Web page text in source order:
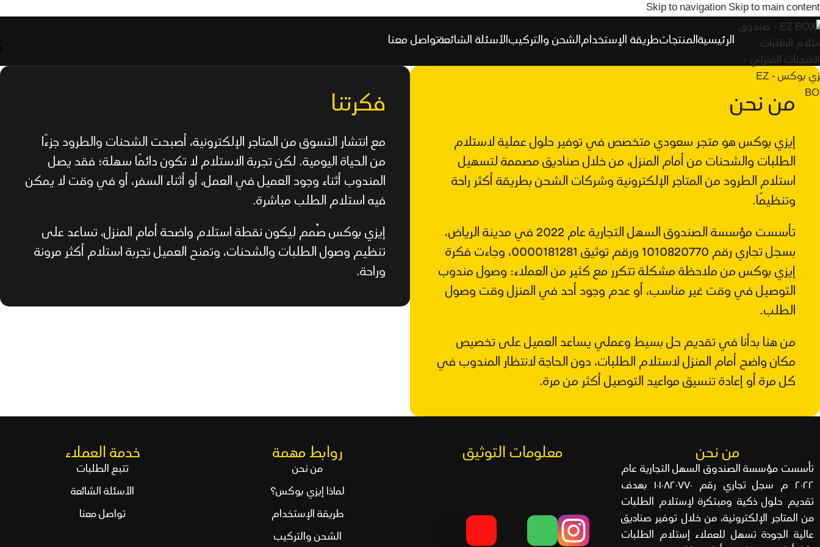
Skip to navigationSkip to main content
الرئيسيةالمنتجاتطريقة الإستخدامالشحن والتركيبالأسئلة الشائعةتواصل معنا
من نحن
إيزي بوكس هو متجر سعودي متخصص في توفير حلول عملية لاستلام
الطلبات والشحنات من أمام المنزل، من خلال صناديق مصممة لتسهيل
استلام الطرود من المتاجر الإلكترونية وشركات الشحن بطريقة أكثر راحة
وتنظيمًا.
تأسست مؤسسة الصندوق السهل التجارية عام 2022 في مدينة الرياض،
بسجل تجاري رقم 1010820770 ورقم توثيق 0000181281، وجاءت فكرة
إيزي بوكس من ملاحظة مشكلة تتكرر مع كثير من العملاء: وصول مندوب
التوصيل في وقت غير مناسب، أو عدم وجود أحد في المنزل وقت وصول
الطلب.
من هنا بدأنا في تقديم حل بسيط وعملي يساعد العميل على تخصيص
مكان واضح أمام المنزل لاستلام الطلبات، دون الحاجة لانتظار المندوب في
كل مرة أو إعادة تنسيق مواعيد التوصيل أكثر من مرة.
فكرتنا
مع انتشار التسوق من المتاجر الإلكترونية، أصبحت الشحنات والطرود جزءًا
من الحياة اليومية. لكن تجربة الاستلام لا تكون دائمًا سهلة؛ فقد يصل
المندوب أثناء وجود العميل في العمل، أو أثناء السفر، أو في وقت لا يمكن
فيه استلام الطلب مباشرة.
إيزي بوكس صُمم ليكون نقطة استلام واضحة أمام المنزل، تساعد على
تنظيم وصول الطلبات والشحنات، وتمنح العميل تجربة استلام أكثر مرونة
وراحة.
من نحن
تأسست مؤسسة الصندوق السهل التجارية عام
٢٠٢٢ م سجل تجاري رقم ١٠١٠٨٢٠٧٧٠ بهدف
تقديم حلول ذكية ومبتكرة لإستلام الطلبات
من المتاجر الإلكترونية، من خلال توفير صناديق
عالية الجودة تسهل للعملاء إستلام الطلبات
معلومات التوثيق روابط مهمة
من نحن
لماذا إيزي بوكس؟
طريقة الإستخدام
الشحن والتركيب
خدمة العملاء
تتبع الطلبات
الأسئلة الشائعة
تواصل معنا